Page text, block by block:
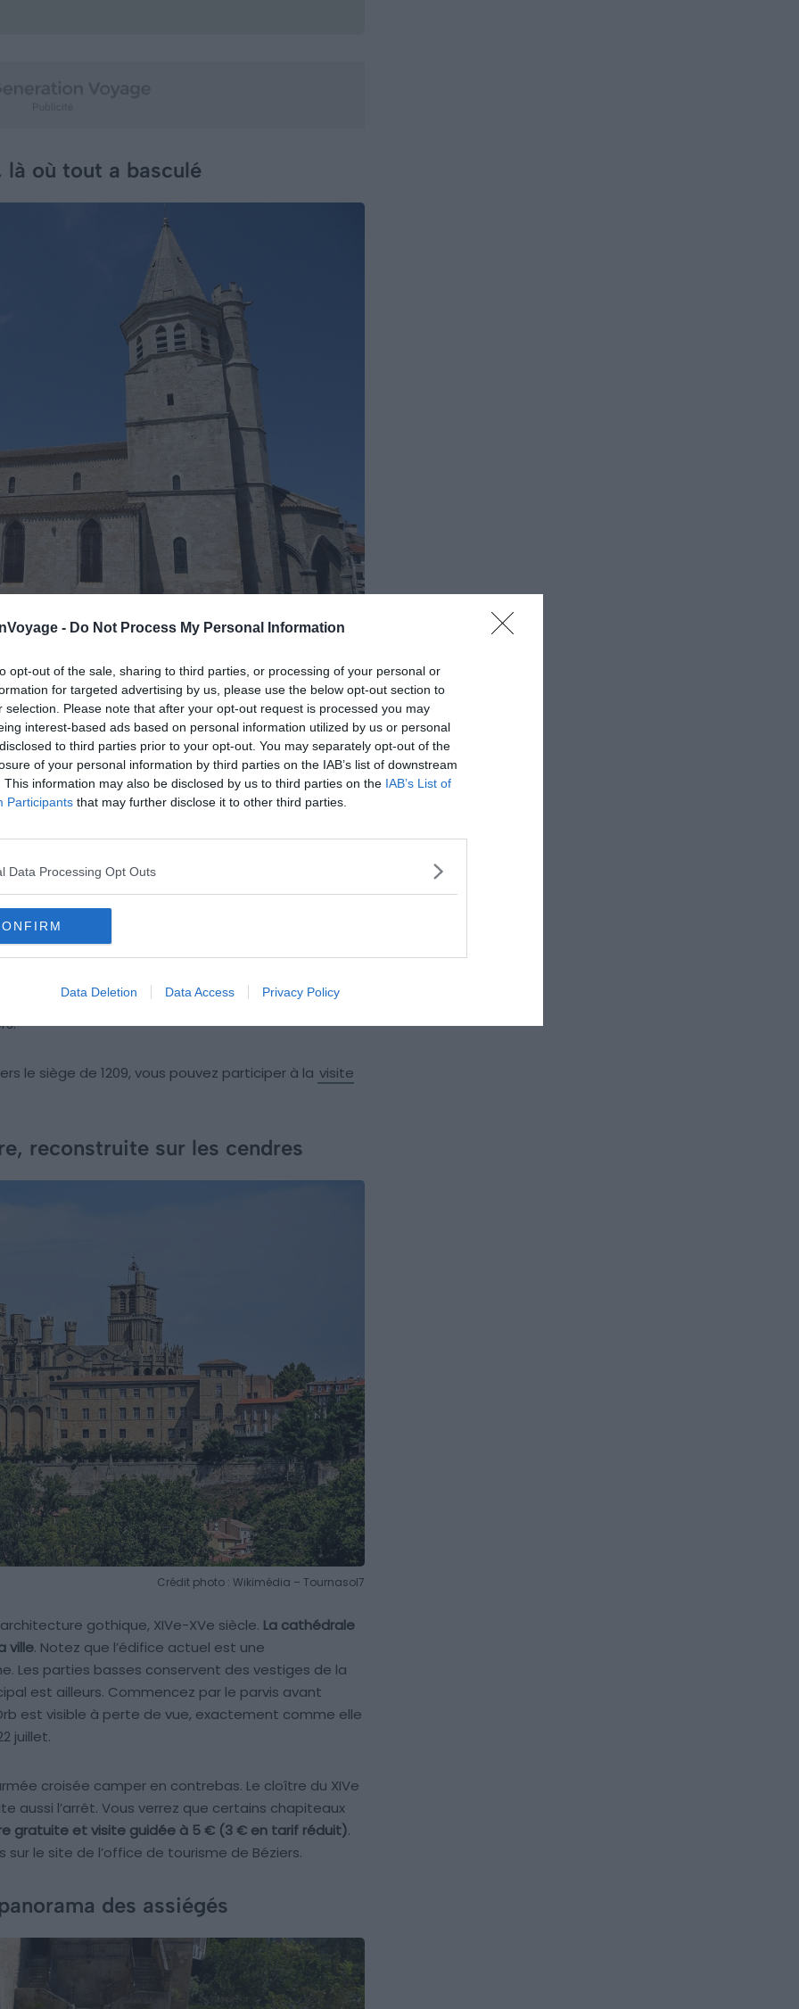
- Do Not Process My Personal Information
opt-out of the sale, sharing to third parties, or processing of your personal or
for targeted advertising by us, please use the below opt-out section to
selection. Please note that after your opt-out request is processed you may
interest-based ads based on personal information utilized by us or personal
to third parties prior to your opt-out. You may separately opt-out of the
of your personal information by third parties on the IAB’s list of downstream
This information may also be disclosed by us to third parties on the IAB’s List of
Participants that may further disclose it to other third parties.
Data Processing Opt Outs
Data Deletion Data Access Privacy Policy
là où tout a basculé
Crédit photo : Wikimédia – Albertvillanovadelmoral
Une partie de la population s’engouffre
le lieu sacré la protégera.Pierre des Vaux de
dans cette seule église . Ce chiffre pourrait
chose de la brutalité perçue à l’époque.
rares lieux du siège de Béziers que vous visiterez
oublie souvent : catholiques et cathares ont été
« Tuez-les tous, Dieu reconnaîtra les siens » circule
Béziers en 1209, mais elle est apocryphe.
un moine rhénan qui écrit entre 1219 et 1223,
Une plaque commémorative est visible
horaires sont variables selon la saison. À vérifier
le siège de 1209, vous pouvez participer à la visite
reconstruite sur les cendres
Crédit photo : Wikimédia – Tournasol7
gothique, XIVe-XVe siècle. La cathédrale
ville. Notez que l’édifice actuel est une
Les parties basses conservent des vestiges de la
est ailleurs. Commencez par le parvis avant
est visible à perte de vue, exactement comme elle
juillet.
croisée camper en contrebas. Le cloître du XIVe
aussi l’arrêt. Vous verrez que certains chapiteaux
gratuite et visite guidée à 5 € (3 € en tarif réduit).
le site de l’office de tourisme de Béziers.
des assiégés